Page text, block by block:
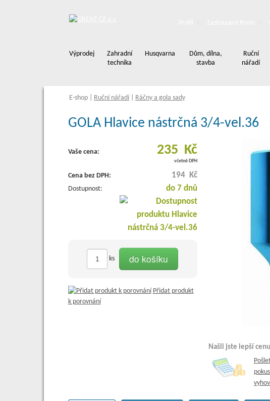
Výprodej
Zahradní
technika
Husqvarna
Dům, dílna,
stavba
Ruční
nářadí
E-shop Ruční nářadí Ráčny a gola sady
GOLA Hlavice nástrčná 3/4-vel.36
Našli jste lepší
Vaše cena: 235 Kč
včetně DPH
Cena bez DPH: 194 Kč
Dostupnost: do 7 dnů
ks do košíku
Přidat produkt
k porovnání